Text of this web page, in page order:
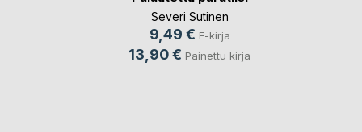
Severi Sutinen
9,49 € E-kirja
13,90 € Painettu kirja